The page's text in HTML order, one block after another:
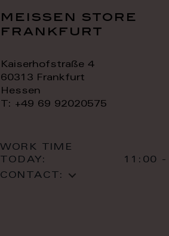
meissen store
frankfurt
Kaiserhofstraße 4
60313 Frankfurt
Hessen
T: +49 69 92020575
WORK TIME
TODAY:
11:00 -
CONTACT: